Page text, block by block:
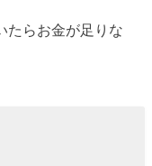
たらお金が足りな